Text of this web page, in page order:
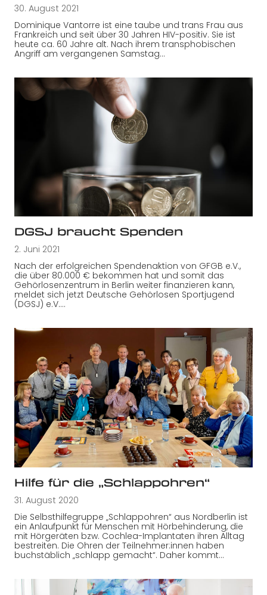
30. August 2021
Dominique Vantorre ist eine taube und trans Frau aus
Frankreich und seit über 30 Jahren HIV-positiv. Sie ist
heute ca. 60 Jahre alt. Nach ihrem transphobischen
Angriff am vergangenen Samstag…
DGSJ braucht Spenden
2. Juni 2021
Nach der erfolgreichen Spendenaktion von GFGB e.V.,
die über 80.000 € bekommen hat und somit das
Gehörlosenzentrum in Berlin weiter finanzieren kann,
meldet sich jetzt Deutsche Gehörlosen Sportjugend
(DGSJ) e.V.…
Hilfe für die „Schlappohren“
31. August 2020
Die Selbsthilfegruppe „Schlappohren“ aus Nordberlin ist
ein Anlaufpunkt für Menschen mit Hörbehinderung, die
mit Hörgeräten bzw. Cochlea-Implantaten ihren Alltag
bestreiten. Die Ohren der Teilnehmer:innen haben
buchstäblich „schlapp gemacht“. Daher kommt…